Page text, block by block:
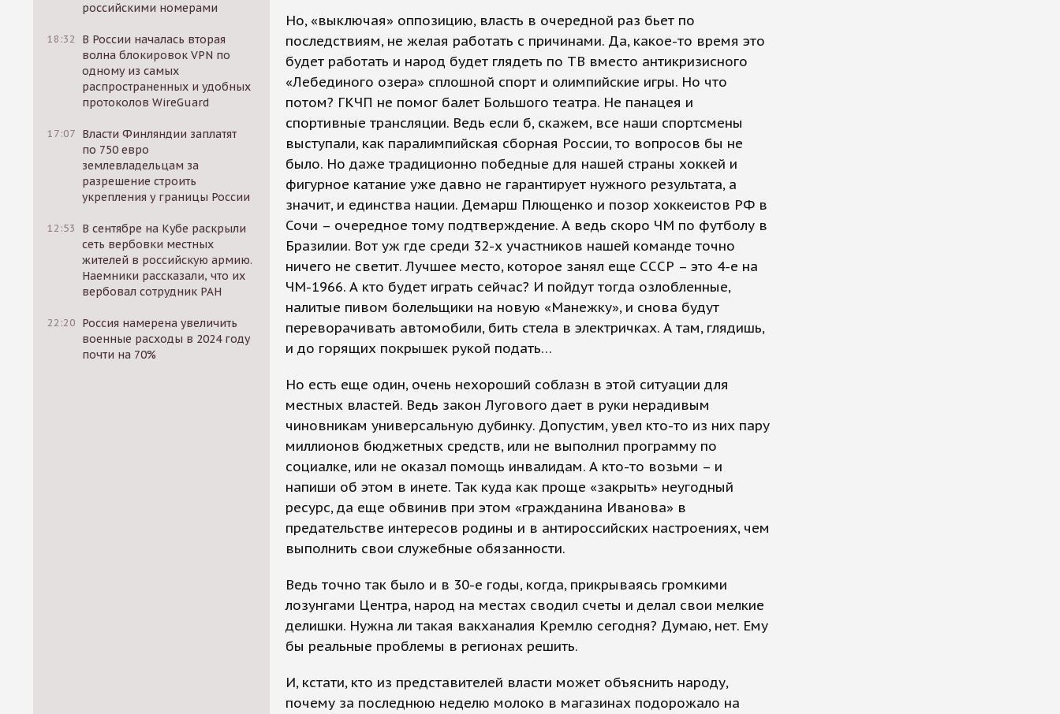
российскими номерами
18:32
В России началась вторая
волна блокировок VPN по
одному из самых
распространенных и удобных
протоколов WireGuard
17:07 Власти Финляндии заплатят
по 750 евро
землевладельцам за
разрешение строить
укрепления у границы России
12:53
В сентябре на Кубе раскрыли
сеть вербовки местных
жителей в российскую армию.
Наемники рассказали, что их
вербовал сотрудник РАН
22:20 Россия намерена увеличить
военные расходы в 2024 году
почти на 70%
Но, «выключая» оппозицию, власть в очередной раз бьет по
последствиям, не желая работать с причинами. Да, какое-то время это
будет работать и народ будет глядеть по ТВ вместо антикризисного
«Лебединого озера» сплошной спорт и олимпийские игры. Но что
потом? ГКЧП не помог балет Большого театра. Не панацея и
спортивные трансляции. Ведь если б, скажем, все наши спортсмены
выступали, как паралимпийская сборная России, то вопросов бы не
было. Но даже традиционно победные для нашей страны хоккей и
фигурное катание уже давно не гарантирует нужного результата, а
значит, и единства нации. Демарш Плющенко и позор хоккеистов РФ в
Сочи – очередное тому подтверждение. А ведь скоро ЧМ по футболу в
Бразилии. Вот уж где среди 32-х участников нашей команде точно
ничего не светит. Лучшее место, которое занял еще СССР – это 4-е на
ЧМ-1966. А кто будет играть сейчас? И пойдут тогда озлобленные,
налитые пивом болельщики на новую «Манежку», и снова будут
переворачивать автомобили, бить стела в электричках. А там, глядишь,
и до горящих покрышек рукой подать…
Но есть еще один, очень нехороший соблазн в этой ситуации для
местных властей. Ведь закон Лугового дает в руки нерадивым
чиновникам универсальную дубинку. Допустим, увел кто-то из них пару
миллионов бюджетных средств, или не выполнил программу по
социалке, или не оказал помощь инвалидам. А кто-то возьми – и
напиши об этом в инете. Так куда как проще «закрыть» неугодный
ресурс, да еще обвинив при этом «гражданина Иванова» в
предательстве интересов родины и в антироссийских настроениях, чем
выполнить свои служебные обязанности.
Ведь точно так было и в 30-е годы, когда, прикрываясь громкими
лозунгами Центра, народ на местах сводил счеты и делал свои мелкие
делишки. Нужна ли такая вакханалия Кремлю сегодня? Думаю, нет. Ему
бы реальные проблемы в регионах решить.
И, кстати, кто из представителей власти может объяснить народу,
почему за последнюю неделю молоко в магазинах подорожало на